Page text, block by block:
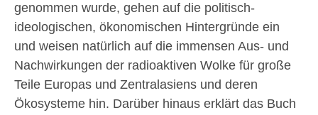
genommen wurde, gehen auf die politisch-
ideologischen, ökonomischen Hintergründe ein
und weisen natürlich auf die immensen Aus- und
Nachwirkungen der radioaktiven Wolke für große
Teile Europas und Zentralasiens und deren
Ökosysteme hin. Darüber hinaus erklärt das Buch